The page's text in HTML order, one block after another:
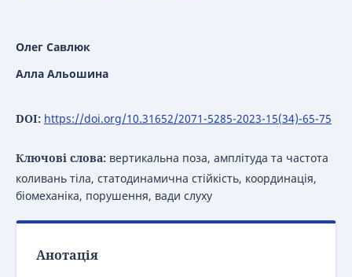
Олег Савлюк
Алла Альошина
DOI: https://doi.org/10.31652/2071-5285-2023-15(34)-65-75
Ключові слова: вертикальна поза, амплітуда та частота
коливань тіла, статодинамична стійкість, координація,
біомеханіка, порушення, вади слуху
Анотація